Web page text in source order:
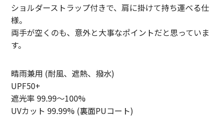
REMI RELIEF【レミレリーフ】
saby【サバイ】
SUNNY ELEMENT【サニーエレメント】
superNova.【スーパーノヴァ】
TAUPE【トープ】
ULTERIOR【アルテリア】
ショルダーストラップ付きで、肩に掛けて持ち運べる仕
様。
両手が空くのも、意外と大事なポイントだと思っていま
す。
晴雨兼用 (耐風、遮熱、撥水)
UPF50+
遮光率 99.99〜100%
UVカット 99.99% (裏面PUコート)